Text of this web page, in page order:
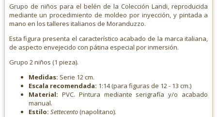
Grupo de niños para el belén de la Colección Landi, reproducida
mediante un procedimiento de moldeo por inyección, y pintada a
mano en los talleres italianos de Moranduzzo.
Esta figura presenta el característico acabado de la marca italiana,
de aspecto envejecido con pátina especial por inmersión.
Grupo 2 niños (1 pieza).
Medidas: Serie 12 cm.
Escala recomendada: 1:14 (para figuras de 12 - 13 cm.)
Material: PVC. Pintura mediante serigrafía y/o acabado
manual.
Estilo: Settecento(napolitano).